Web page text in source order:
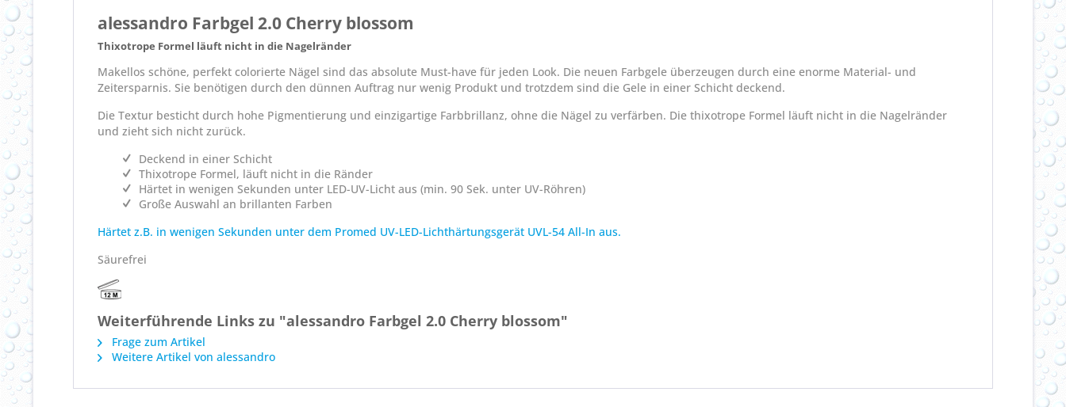
alessandro Farbgel 2.0 Cherry blossom
Thixotrope Formel läuft nicht in die Nagelränder
Makellos schöne, perfekt colorierte Nägel sind das absolute Must-have für jeden Look. Die neuen Farbgele überzeugen durch eine enorme Material- und
Zeitersparnis. Sie benötigen durch den dünnen Auftrag nur wenig Produkt und trotzdem sind die Gele in einer Schicht deckend.
Die Textur besticht durch hohe Pigmentierung und einzigartige Farbbrillanz, ohne die Nägel zu verfärben. Die thixotrope Formel läuft nicht in die Nagelränder
und zieht sich nicht zurück.
Deckend in einer Schicht
Thixotrope Formel, läuft nicht in die Ränder
Härtet in wenigen Sekunden unter LED-UV-Licht aus (min. 90 Sek. unter UV-Röhren)
Große Auswahl an brillanten Farben
Härtet z.B. in wenigen Sekunden unter dem Promed UV-LED-Lichthärtungsgerät UVL-54 All-In aus.
Säurefrei
Weiterführende Links zu "alessandro Farbgel 2.0 Cherry blossom"
Frage zum Artikel
Weitere Artikel von alessandro